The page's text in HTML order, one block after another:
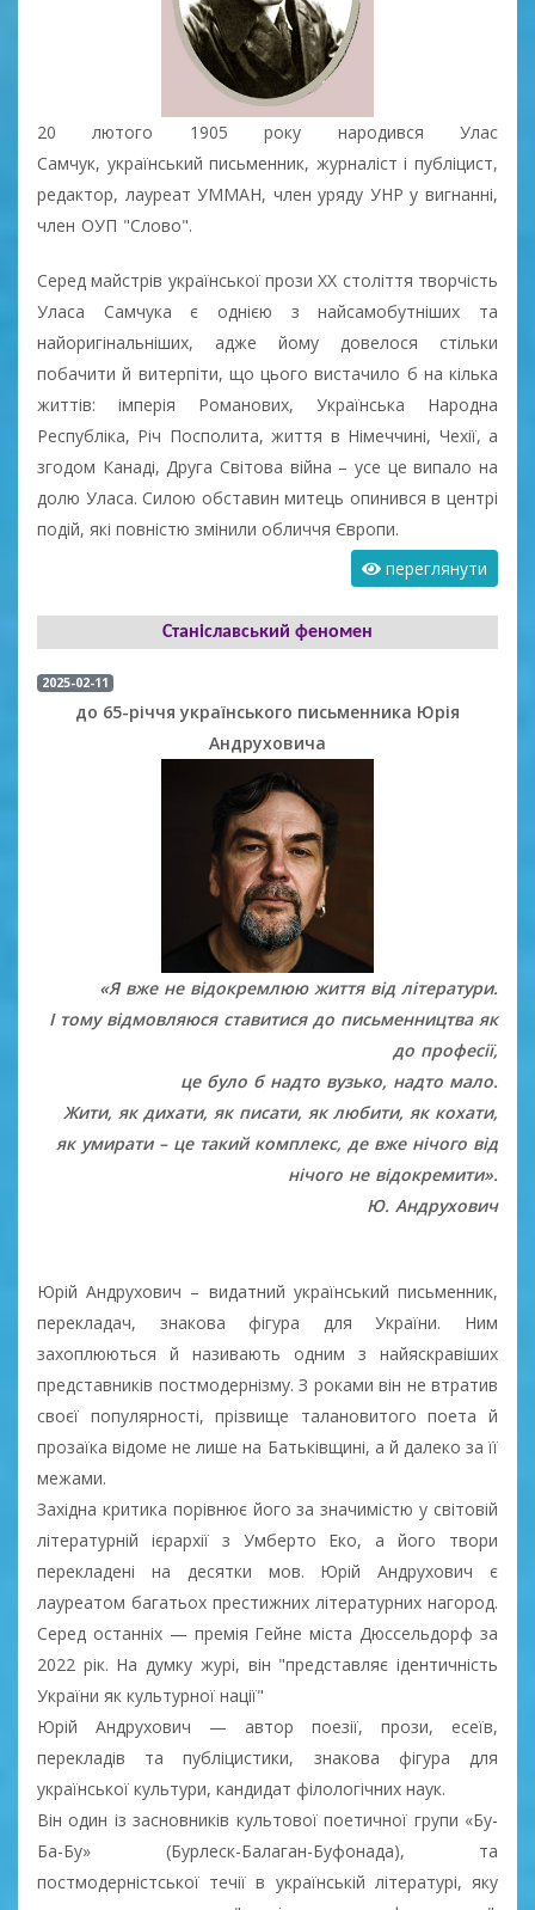
20 лютого 1905 року народивсяУлас
Самчук, український письменник, журналіст і публіцист,
редактор, лауреат УММАН, член уряду УНР у вигнанні,
член ОУП "Слово".
Серед майстрів української прози XX століття творчість
Уласа Самчука є однією з найсамобутніших та
найоригінальніших, адже йому довелося стільки
побачити й витерпіти, що цього вистачило б на кілька
життів: імперія Романових, Українська Народна
Республіка, Річ Посполита, життя в Німеччині, Чехії, а
згодом Канаді, Друга Світова війна – усе це випало на
долю Уласа. Силою обставин митець опинився в центрі
подій, які повністю змінили обличчя Європи.
переглянути
Станіславський феномен
2025-02-11
до 65-річчя українського письменника Юрія
Андруховича
«Я вже не відокремлюю життя від літератури.
І тому відмовляюся ставитися до письменництва як
до професії,
це було б надто вузько, надто мало.
Жити, як дихати, як писати, як любити, як кохати,
як умирати – це такий комплекс, де вже нічого від
нічого не відокремити».
Ю. Андрухович
Юрій Андрухович – видатний український письменник,
перекладач, знакова фігура для України. Ним
захоплюються й називають одним з найяскравіших
представників постмодернізму. З роками він не втратив
своєї популярності, прізвище талановитого поета й
прозаїка відоме не лише на Батьківщині, а й далеко за її
межами.
Західна критика порівнює його за значимістю у світовій
літературній ієрархії з Умберто Еко, а його твори
перекладені на десятки мов. Юрій Андрухович є
лауреатом багатьох престижних літературних нагород.
Серед останніх — премія Гейне міста Дюссельдорф за
2022 рік. На думку журі, він "представляє ідентичність
України як культурної нації"
Юрій Андрухович — автор поезії, прози, есеїв,
перекладів та публіцистики, знакова фігура для
української культури, кандидат філологічних наук.
Він один із засновників культової поетичної групи «Бу-
Ба-Бу» (Бурлеск-Балаган-Буфонада), та
постмодерністської течії в українській літературі, яку